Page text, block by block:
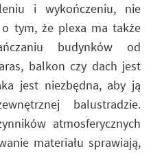
i wykończeniu, nie
tym, że plexa ma także
budynków od
balkon czy dach jest
jest niezbędna, aby ją
balustradzie.
atmosferycznych
materiału sprawiają,